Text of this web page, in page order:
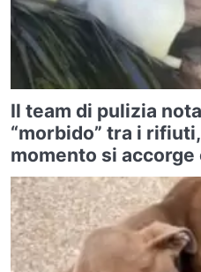
Il team di pulizia
“morbido” tra i
momento si